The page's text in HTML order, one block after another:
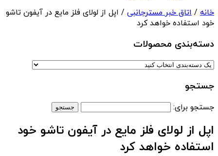
خانه / اتاق خبر مسترجانبی / اپل از لولای فلز مایع در آیفون تاشو
خود استفاده خواهد کرد
دسته‌بندی‌ محصولات
جستجو
جستجو برای:
اپل از لولای فلز مایع در آیفون تاشو خود
استفاده خواهد کرد